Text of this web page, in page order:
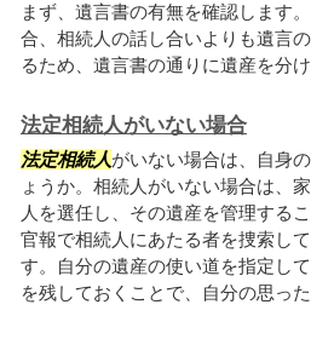
まず、遺言書の有無を確認します
合、相続人の話し合いよりも遺言
るため、遺言書の通りに遺産を分
法定相続人がいない場合
法定相続人がいない場合は、自身
ょうか。相続人がいない場合は、
人を選任し、その遺産を管理する
官報で相続人にあたる者を捜索し
す。自分の遺産の使い道を指定し
を残しておくことで、自分の思っ